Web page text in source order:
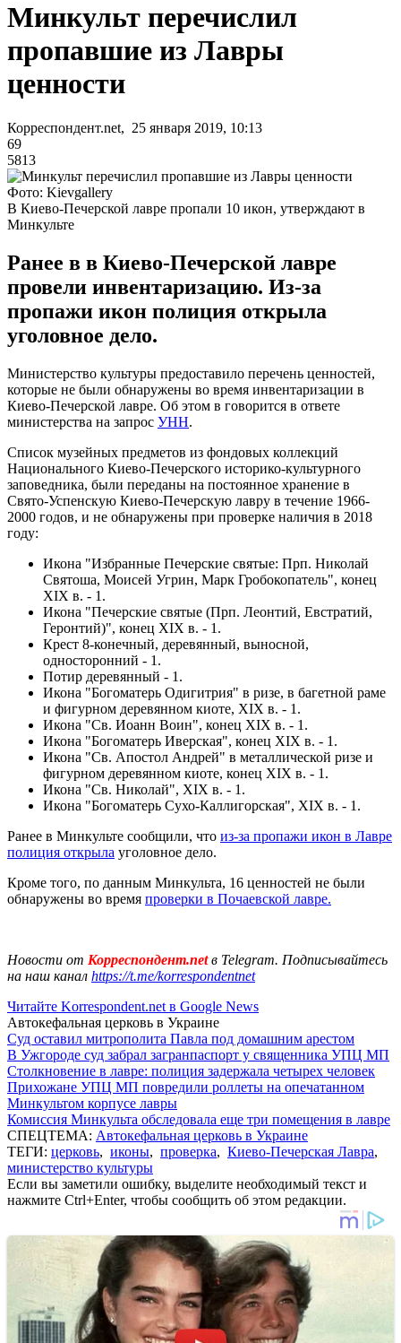
Минкульт перечислил
пропавшие из Лавры
ценности
Корреспондент.net, 25 января 2019, 10:13
69
5813
Фото: Kievgallery
В Киево-Печерской лавре пропали 10 икон, утверждают в
Минкульте
Ранее в в Киево-Печерской лавре
провели инвентаризацию. Из-за
пропажи икон полиция открыла
уголовное дело.
Министерство культуры предоставило перечень ценностей,
которые не были обнаружены во время инвентаризации в
Киево-Печерской лавре. Об этом в говорится в ответе
министерства на запрос УНН.
Список музейных предметов из фондовых коллекций
Национального Киево-Печерского историко-культурного
заповедника, были переданы на постоянное хранение в
Свято-Успенскую Киево-Печерскую лавру в течение 1966-
2000 годов, и не обнаружены при проверке наличия в 2018
году:
Икона "Избранные Печерские святые: Прп. Николай
Святоша, Моисей Угрин, Марк Гробокопатель", конец
XIX в. - 1.
Икона "Печерские святые (Прп. Леонтий, Евстратий,
Геронтий)", конец XIX в. - 1.
Крест 8-конечный, деревянный, выносной,
односторонний - 1.
Потир деревянный - 1.
Икона "Богоматерь Одигитрия" в ризе, в багетной раме
и фигурном деревянном киоте, XIX в. - 1.
Икона "Св. Иоанн Воин", конец XIX в. - 1.
Икона "Богоматерь Иверская", конец XIX в. - 1.
Икона "Св. Апостол Андрей" в металлической ризе и
фигурном деревянном киоте, конец XIX в. - 1.
Икона "Св. Николай", XIX в. - 1.
Икона "Богоматерь Сухо-Каллигорская", XIX в. - 1.
Ранее в Минкульте сообщили, что из-за пропажи икон в Лавре
полиция открыла уголовное дело.
Кроме того, по данным Минкульта, 16 ценностей не были
обнаружены во время проверки в Почаевской лавре.
Новости от Корреспондент.netв Telegram. Подписывайтесь
на наш канал https://t.me/korrespondentnet
Читайте Korrespondent.net в Google News
Автокефальная церковь в Украине
Суд оставил митрополита Павла под домашним арестом
В Ужгороде суд забрал загранпаспорт у священника УПЦ МП
Столкновение в лавре: полиция задержала четырех человек
Прихожане УПЦ МП повредили роллеты на опечатанном
Минкультом корпусе лавры
Комиссия Минкульта обследовала еще три помещения в лавре
СПЕЦТЕМА: Автокефальная церковь в Украине
ТЕГИ: церковь, иконы, проверка, Киево-Печерская Лавра,
министерство культуры
Если вы заметили ошибку, выделите необходимый текст и
нажмите Ctrl+Enter, чтобы сообщить об этом редакции.